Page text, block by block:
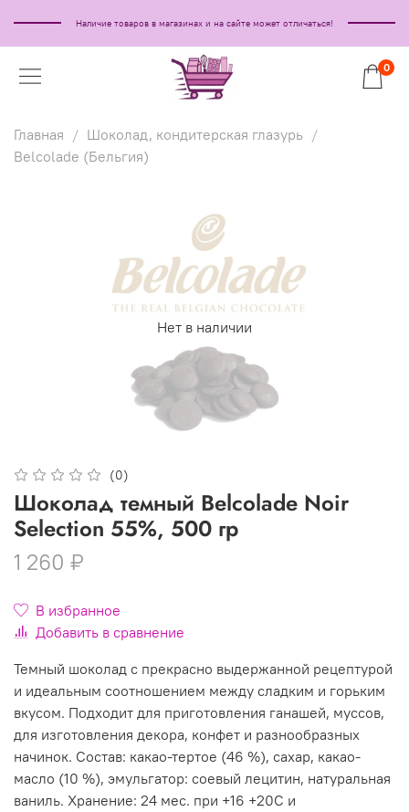
Наличие товаров в магазинах и на сайте может отличаться!
0
Главная
Шоколад, кондитерская глазурь
Belcolade (Бельгия)
Нет в наличии
(0)
Шоколад темный Belcolade Noir
Selection 55%, 500 гр
1 260 ₽
В избранное
Добавить в сравнение
Темный шоколад с прекрасно выдержанной рецептурой
и идеальным соотношением между сладким и горьким
вкусом. Подходит для приготовления ганашей, муссов,
для изготовления декора, конфет и разнообразных
начинок. Состав: какао-тертое (46 %), сахар, какао-
масло (10 %), эмульгатор: соевый лецитин, натуральная
ваниль. Хранение: 24 мес. при +16 +20С и